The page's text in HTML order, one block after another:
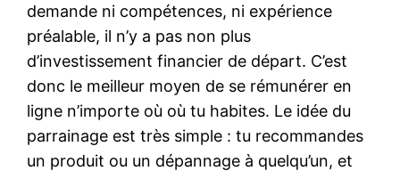
demande ni compétences, ni expérience
préalable, il n’y a pas non plus
d’investissement financier de départ. C’est
donc le meilleur moyen de se rémunérer en
ligne n’importe où où tu habites. Le idée du
parrainage est très simple : tu recommandes
un produit ou un dépannage à quelqu’un, et